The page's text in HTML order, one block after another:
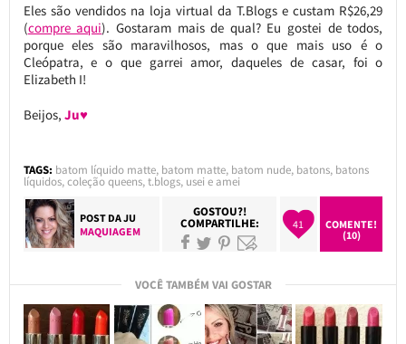
Eles são vendidos na loja virtual da T.Blogs e custam R$26,29
(compre aqui). Gostaram mais de qual? Eu gostei de todos,
porque eles são maravilhosos, mas o que mais uso é o
Cleópatra, e o que garrei amor, daqueles de casar, foi o
Elizabeth I!
Beijos, Ju♥
TAGS: batom líquido matte, batom matte, batom nude, batons, batons
líquidos,coleção queens,t.blogs, usei e amei
POST DAJU
MAQUIAGEM
GOSTOU?!
COMPARTILHE: 41
COMENTE!
(10)
VOCÊ TAMBÉM VAI GOSTAR